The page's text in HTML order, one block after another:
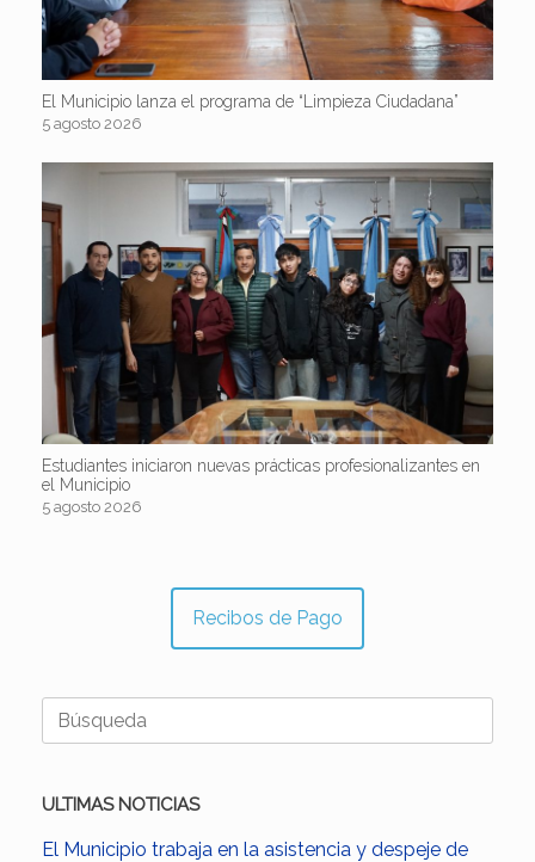
El Municipio lanza el programa de “Limpieza Ciudadana”
5 agosto 2026
Estudiantes iniciaron nuevas prácticas profesionalizantes en
el Municipio
5 agosto 2026
Recibos de Pago
Buscar:
ULTIMAS NOTICIAS
El Municipio trabaja en la asistencia y despeje de